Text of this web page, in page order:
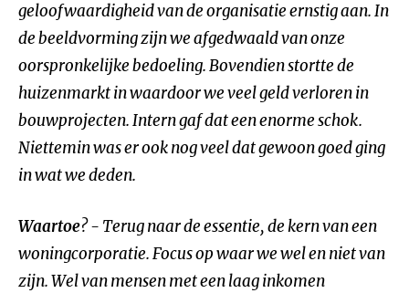
geloofwaardigheid van de organisatie ernstig aan. In
de beeldvorming zijn we afgedwaald van onze
oorspronkelijke bedoeling. Bovendien stortte de
huizenmarkt in waardoor we veel geld verloren in
bouwprojecten. Intern gaf dat een enorme schok.
Niettemin was er ook nog veel dat gewoon goed ging
in wat we deden.
Waartoe? - Terug naar de essentie, de kern van een
woningcorporatie. Focus op waar we wel en niet van
zijn. Wel van mensen met een laag inkomen